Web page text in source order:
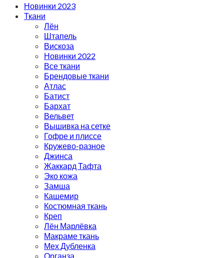
Новинки 2023
Ткани
Лён
Штапель
Вискоза
Новинки 2022
Все ткани
Брендовые ткани
Атлас
Батист
Бархат
Вельвет
Вышивка на сетке
Гофре и плиссе
Кружево-разное
Джинса
Жаккард Тафта
Эко кожа
Замша
Кашемир
Костюмная ткань
Креп
Лён Марлёвка
Макраме ткань
Мех Дубленка
Органза